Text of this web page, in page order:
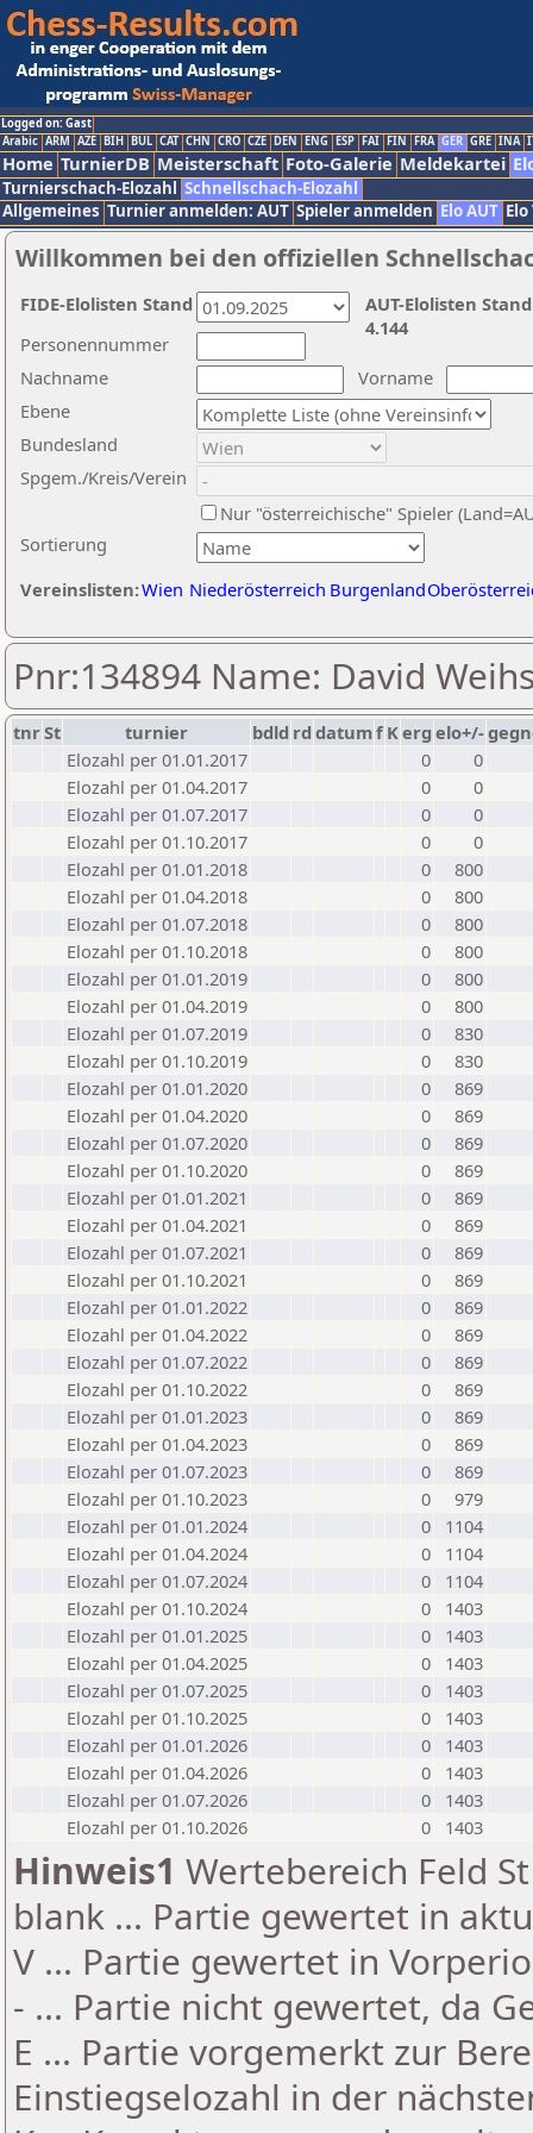
Logged on: Gast
Arabic ARM AZE BIH BUL CAT CHN CRO CZE DEN ENG ESP FAI FIN FRA GER GRE INA
Home TurnierDB Meisterschaft Foto-Galerie Meldekartei
Turnierschach-Elozahl Schnellschach-Elozahl
Allgemeines Turnier anmelden: AUT Spieler anmelden Elo AUT
Willkommen bei den offiziellen
Nachname
Vorname
Ebene
Sortierung
Personennummer
Bundesland
Spgem./Kreis/Verein
Nur "österreichische" Spieler
Vereinslisten:Wien Niederösterreich Burgenland
AUT-Elolisten
4.144
FIDE-Elolisten Stand
Pnr:134894 Name: David
tnrSt turnier bdld rd datumf Kerg elo+/-
Elozahl per 01.01.2017
0
0
Elozahl per 01.04.2017
0
0
Elozahl per 01.07.2017
0
0
Elozahl per 01.10.2017
0
0
Elozahl per 01.01.2018
0
800
Elozahl per 01.04.2018
0
800
Elozahl per 01.07.2018
0
800
Elozahl per 01.10.2018
0
800
Elozahl per 01.01.2019
0
800
Elozahl per 01.04.2019
0
800
Elozahl per 01.07.2019
0
830
Elozahl per 01.10.2019
0
830
Elozahl per 01.01.2020
0
869
Elozahl per 01.04.2020
0
869
Elozahl per 01.07.2020
0
869
Elozahl per 01.10.2020
0
869
Elozahl per 01.01.2021
0
869
Elozahl per 01.04.2021
0
869
Elozahl per 01.07.2021
0
869
Elozahl per 01.10.2021
0
869
Elozahl per 01.01.2022
0
869
Elozahl per 01.04.2022
0
869
Elozahl per 01.07.2022
0
869
Elozahl per 01.10.2022
0
869
Elozahl per 01.01.2023
0
869
Elozahl per 01.04.2023
0
869
Elozahl per 01.07.2023
0
869
Elozahl per 01.10.2023
0
979
Elozahl per 01.01.2024
0
1104
Elozahl per 01.04.2024
0
1104
Elozahl per 01.07.2024
0
1104
Elozahl per 01.10.2024
0
1403
Elozahl per 01.01.2025
0
1403
Elozahl per 01.04.2025
0
1403
Elozahl per 01.07.2025
0
1403
Elozahl per 01.10.2025
0
1403
Elozahl per 01.01.2026
0
1403
Elozahl per 01.04.2026
0
1403
Elozahl per 01.07.2026
0
1403
Elozahl per 01.10.2026
0 1403
Hinweis1 Wertebereich Feld
blank ... Partie gewertet in
V ... Partie gewertet in
- ... Partie nicht gewertet, da
E ... Partie vorgemerkt zur
Einstiegselozahl in der